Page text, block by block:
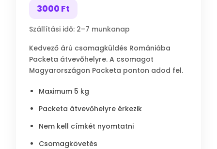
3000 Ft
Szállítási idő: 2–7 munkanap
Kedvező árú csomagküldés Romániába
Packeta átvevőhelyre. A csomagot
Magyarországon Packeta ponton adod fel.
Maximum 5 kg
Packeta átvevőhelyre érkezik
Nem kell címkét nyomtatni
Csomagkövetés